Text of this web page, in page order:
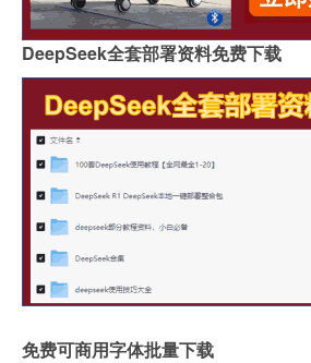
DeepSeek全套部署资料免费下载
免费可商用字体批量下载